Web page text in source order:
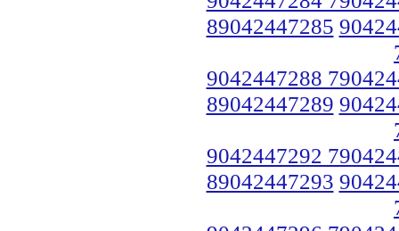
89042447285
9042447288
89042447289
9042447292
89042447293